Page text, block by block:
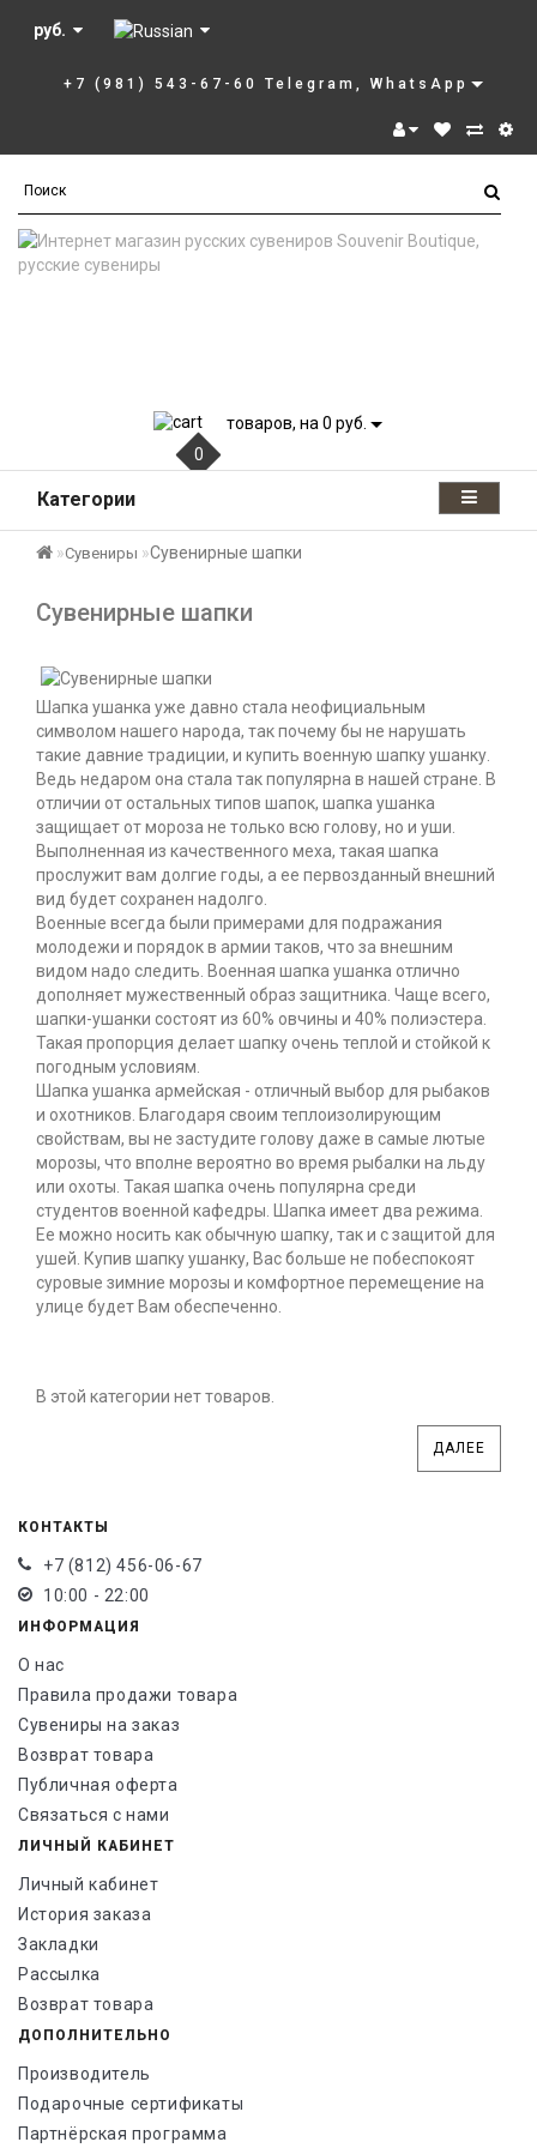
руб.
+7 (981) 543-67-60 Telegram, WhatsApp
0
товаров, на 0 руб.
Категории
Сувениры Сувенирные шапки
Сувенирные шапки
Шапка ушанка уже давно стала неофициальным
символом нашего народа, так почему бы не нарушать
такие давние традиции, и купить военную шапку ушанку.
Ведь недаром она стала так популярна в нашей стране. В
отличии от остальных типов шапок, шапка ушанка
защищает от мороза не только всю голову, но и уши.
Выполненная из качественного меха, такая шапка
прослужит вам долгие годы, а ее первозданный внешний
вид будет сохранен надолго.
Военные всегда были примерами для подражания
молодежи и порядок в армии таков, что за внешним
видом надо следить. Военная шапка ушанка отлично
дополняет мужественный образ защитника. Чаще всего,
шапки-ушанки состоят из 60% овчины и 40% полиэстера.
Такая пропорция делает шапку очень теплой и стойкой к
погодным условиям.
Шапка ушанка армейская - отличный выбор для рыбаков
и охотников. Благодаря своим теплоизолирующим
свойствам, вы не застудите голову даже в самые лютые
морозы, что вполне вероятно во время рыбалки на льду
или охоты. Такая шапка очень популярна среди
студентов военной кафедры. Шапка имеет два режима.
Ее можно носить как обычную шапку, так и с защитой для
ушей. Купив шапку ушанку, Вас больше не побеспокоят
суровые зимние морозы и комфортное перемещение на
улице будет Вам обеспеченно.
В этой категории нет товаров.
ДАЛЕЕ
КОНТАКТЫ
+7 (812) 456-06-67
10:00 - 22:00
ИНФОРМАЦИЯ
О нас
Правила продажи товара
Сувениры на заказ
Возврат товара
Публичная оферта
Связаться с нами
ЛИЧНЫЙ КАБИНЕТ
Личный кабинет
История заказа
Закладки
Рассылка
Возврат товара
ДОПОЛНИТЕЛЬНО
Производитель
Подарочные сертификаты
Партнёрская программа